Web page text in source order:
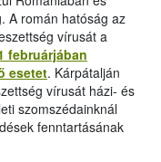
A román hatóság az
vírusát a
februárjában
esetet. Kárpátalján
vírusát házi- és
szomszédainknál
fenntartásának